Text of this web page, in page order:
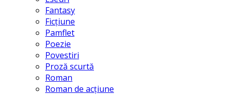
Fantasy
Ficțiune
Pamflet
Poezie
Povestiri
Proză scurtă
Roman
Roman de acțiune